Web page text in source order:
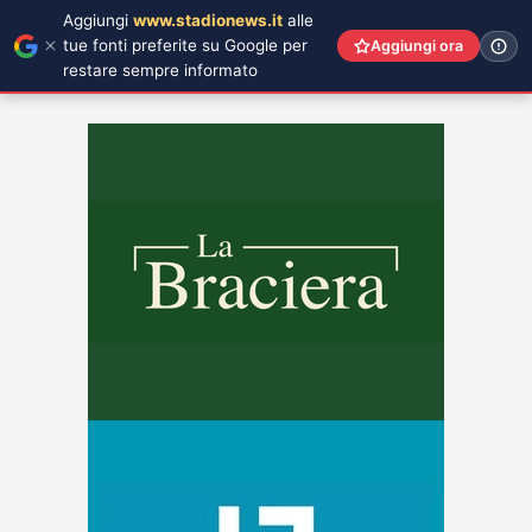
Aggiungi www.stadionews.it alle
tue fonti preferite su Google per
restare sempre informato
Aggiungi ora